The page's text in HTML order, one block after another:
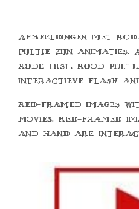
Afbeeldingen met
pijltje zijn animaties.
rode lijst, rood pijltje
interactieve flash
Red-framed images
movies. Red-framed
and hand are